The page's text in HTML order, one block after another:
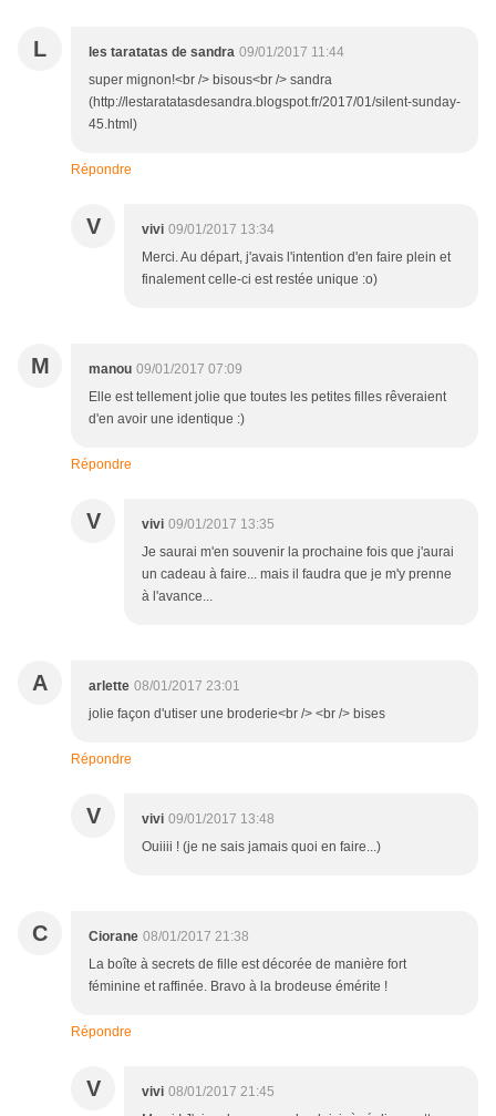
L les taratatas de sandra 09/01/2017 11:44
super mignon!<br /> bisous<br /> sandra
(http://lestaratatasdesandra.blogspot.fr/2017/01/silent-sunday-
45.html)
Répondre
V vivi 09/01/2017 13:34
Merci. Au départ, j'avais l'intention d'en faire plein et
finalement celle-ci est restée unique :o)
M manou 09/01/2017 07:09
Elle est tellement jolie que toutes les petites filles rêveraient
d'en avoir une identique :)
Répondre
V vivi 09/01/2017 13:35
Je saurai m'en souvenir la prochaine fois que j'aurai
un cadeau à faire... mais il faudra que je m'y prenne
à l'avance...
A arlette 08/01/2017 23:01
jolie façon d'utiser une broderie<br /> <br /> bises
Répondre
V vivi 09/01/2017 13:48
Ouiiii ! (je ne sais jamais quoi en faire...)
C Ciorane 08/01/2017 21:38
La boîte à secrets de fille est décorée de manière fort
féminine et raffinée. Bravo à la brodeuse émérite !
Répondre
V vivi 08/01/2017 21:45